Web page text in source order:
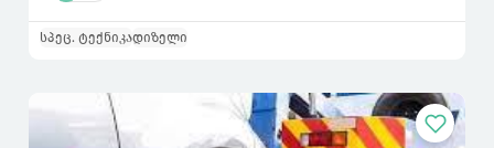
სპეც. ტექნიკადიზელი